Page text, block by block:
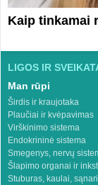
Kaip tinkamai
LIGOS IR
Man rūpi
Širdis ir kraujotaka
Plaučiai ir kvėpavimas
Virškinimo sistema
Endokrininė sistema
Smegenys, nervų
Šlapimo organai ir
Stuburas, kaulai,